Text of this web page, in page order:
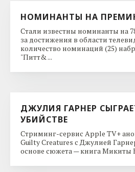
НОМИНАНТЫ НА
Стали известны номинанты на
за достижения в области
количество номинаций (25)
"Питт& ...
ДЖУЛИЯ ГАРНЕР
УБИЙСТВЕ
Стриминг-сервис Apple TV+
Guilty Creatures с Джулией
основе сюжета — книга Микиты